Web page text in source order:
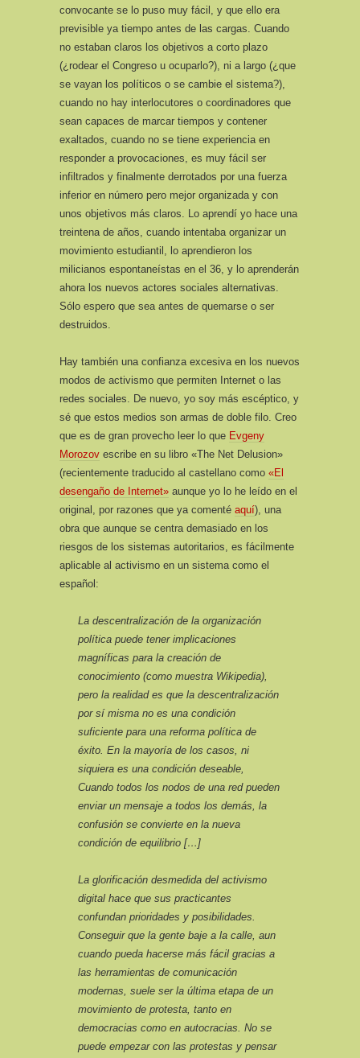
convocante se lo puso muy fácil, y que ello era
previsible ya tiempo antes de las cargas. Cuando
no estaban claros los objetivos a corto plazo
(¿rodear el Congreso u ocuparlo?), ni a largo (¿que
se vayan los políticos o se cambie el sistema?),
cuando no hay interlocutores o coordinadores que
sean capaces de marcar tiempos y contener
exaltados, cuando no se tiene experiencia en
responder a provocaciones, es muy fácil ser
infiltrados y finalmente derrotados por una fuerza
inferior en número pero mejor organizada y con
unos objetivos más claros. Lo aprendí yo hace una
treintena de años, cuando intentaba organizar un
movimiento estudiantil, lo aprendieron los
milicianos espontaneístas en el 36, y lo aprenderán
ahora los nuevos actores sociales alternativas.
Sólo espero que sea antes de quemarse o ser
destruidos.
Hay también una confianza excesiva en los nuevos
modos de activismo que permiten Internet o las
redes sociales. De nuevo, yo soy más escéptico, y
sé que estos medios son armas de doble filo. Creo
que es de gran provecho leer lo que Evgeny
Morozov escribe en su libro «The Net Delusion»
(recientemente traducido al castellano como «El
desengaño de Internet» aunque yo lo he leído en el
original, por razones que ya comenté aquí), una
obra que aunque se centra demasiado en los
riesgos de los sistemas autoritarios, es fácilmente
aplicable al activismo en un sistema como el
español:
La descentralización de la organización
política puede tener implicaciones
magníficas para la creación de
conocimiento (como muestra Wikipedia),
pero la realidad es que la descentralización
por sí misma no es una condición
suficiente para una reforma política de
éxito. En la mayoría de los casos, ni
siquiera es una condición deseable,
Cuando todos los nodos de una red pueden
enviar un mensaje a todos los demás, la
confusión se convierte en la nueva
condición de equilibrio […]
La glorificación desmedida del activismo
digital hace que sus practicantes
confundan prioridades y posibilidades.
Conseguir que la gente baje a la calle, aun
cuando pueda hacerse más fácil gracias a
las herramientas de comunicación
modernas, suele ser la última etapa de un
movimiento de protesta, tanto en
democracias como en autocracias. No se
puede empezar con las protestas y pensar